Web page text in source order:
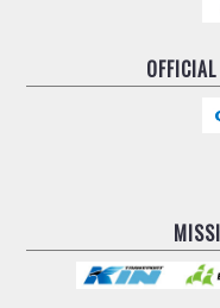
OFFICIAL